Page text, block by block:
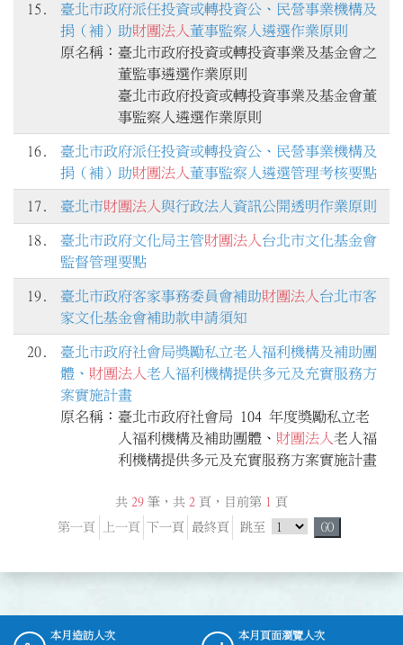
15.
臺北市政府派任投資或轉投資公、民營事業機構及
捐（補）助財團法人 董事監察人遴選作業原則
原名稱：臺北市政府投資或轉投資事業及基金會之
董監事遴選作業原則
臺北市政府投資或轉投資事業及基金會董
16.
臺北市政府派任投資或轉投資公、民營事業機構及
捐（補）助財團法人 董事監察人遴選管理考核要點
17. 臺北市財團法人與行政法人資訊公開透明作業原則
18. 臺北市政府文化局主管財團法人 台北市文化基金會
監督管理要點
19. 臺北市政府客家事務委員會補助財團法人 台北市客
家文化基金會補助款申請須知
20.
臺北市政府社會局獎勵私立老人福利機構及補助團
體、 財團法人 老人福利機構提供多元及充實服務方
案實施計畫
原名稱：臺北市政府社會局 104 年度獎勵私立老
人福利機構及補助團體、 財團法人 老人福
利機構提供多元及充實服務方案實施計畫
共 29 筆，共 2 頁，目前第 1
頁
第一頁
上一頁 下一頁 最終頁 跳至 跳頁選單 GO
::: 本月造訪人次 本月頁面瀏覽人次